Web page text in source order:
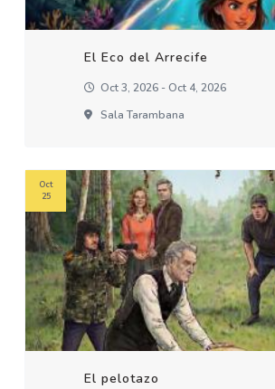
El Eco del Arrecife
Oct 3, 2026 - Oct 4, 2026
Sala Tarambana
El pelotazo
Oct
25